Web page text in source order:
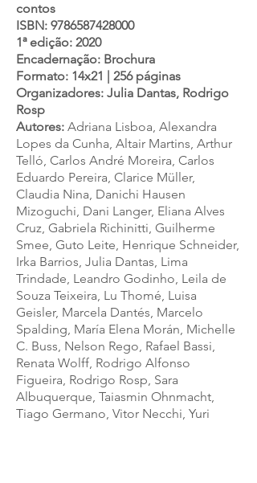
contos
ISBN: 9786587428000
1ª edição: 2020
Encadernação: Brochura
Formato: 14x21 | 256 páginas
Organizadores: Julia Dantas, Rodrigo
Rosp
Autores: Adriana Lisboa, Alexandra
Lopes da Cunha, Altair Martins, Arthur
Telló, Carlos André Moreira, Carlos
Eduardo Pereira, Clarice Müller,
Claudia Nina, Danichi Hausen
Mizoguchi, Dani Langer, Eliana Alves
Cruz, Gabriela Richinitti, Guilherme
Smee, Guto Leite, Henrique Schneider,
Irka Barrios, Julia Dantas, Lima
Trindade, Leandro Godinho, Leila de
Souza Teixeira, Lu Thomé, Luisa
Geisler, Marcela Dantés, Marcelo
Spalding, María Elena Morán, Michelle
C. Buss, Nelson Rego, Rafael Bassi,
Renata Wolff, Rodrigo Alfonso
Figueira, Rodrigo Rosp, Sara
Albuquerque, Taiasmin Ohnmacht,
Tiago Germano, Vitor Necchi, Yuri